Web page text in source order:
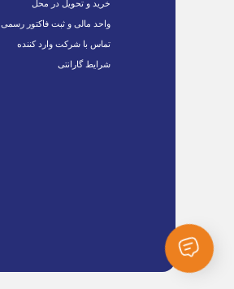
خرید و تحویل در محل
واحد مالی و ثبت فاکتور رسمی
تماس با شرکت وارد کننده
شرایط گارانتی